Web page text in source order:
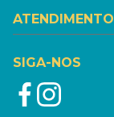
ATENDIMENTO
SIGA-NOS